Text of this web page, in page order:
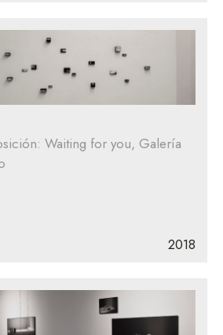
Waiting for you, Galería
2018